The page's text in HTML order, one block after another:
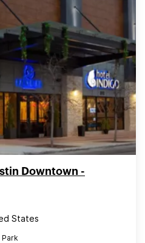
Downtown -
States
Park